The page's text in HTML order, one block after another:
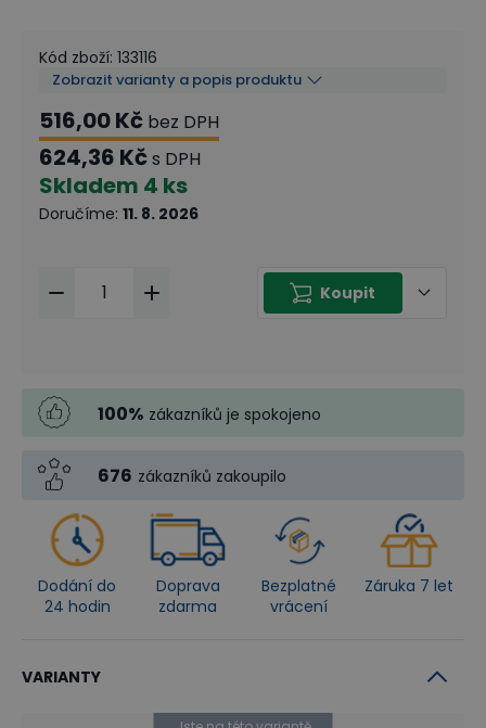
Kód zboží: 133116
Zobrazit varianty a popis produktu
516,00 Kč bez DPH
624,36 Kčs DPH
Skladem 4 ks
Doručíme: 11. 8. 2026
Koupit
100% zákazníků je spokojeno
676 zákazníků zakoupilo
Dodání do
24 hodin
Doprava
zdarma
Bezplatné
vrácení
Záruka 7 let
VARIANTY